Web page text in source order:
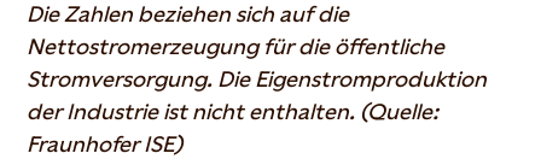
Die Zahlen beziehen sich auf die
Nettostromerzeugung für die öffentliche
Stromversorgung. Die Eigenstromproduktion
der Industrie ist nicht enthalten. (Quelle:
Fraunhofer ISE)